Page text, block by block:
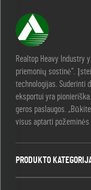
Realtop Heavy Industry
priemonių sostinė“.
technologijas. Suderinti
eksportui yra
geros paslaugos.
visus aptarti požeminės
PRODUKTO